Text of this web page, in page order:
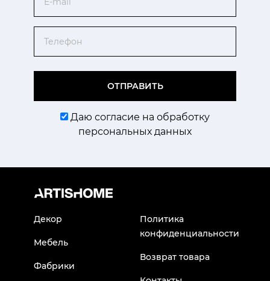
ОТПРАВИТЬ
Даю согласие на обработку
персональных данных
Декор
Мебель
Фабрики
Политика
конфиденциальности
Возврат товара